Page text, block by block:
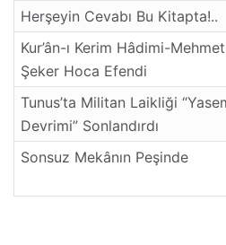
Herşeyin Cevabı Bu Kitapta!..
Kur’ân-ı Kerim Hâdimi-Mehmet
Şeker Hoca Efendi
Tunus’ta Militan Laikliği
Devrimi” Sonlandırdı
Sonsuz Mekânın Peşinde